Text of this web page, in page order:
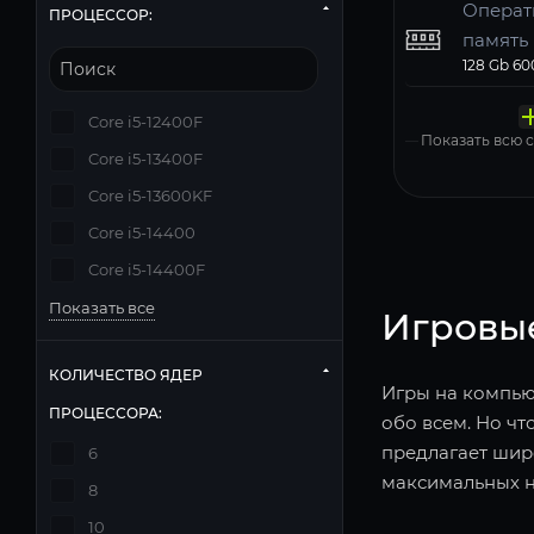
память
Windows
Показать всю
Игры на
обо всем. Но
предлагает
максимальных
ПРОЦЕССОР:
Core i5-12400F
Core i5-13400F
Core i5-13600KF
Core i5-14400
Core i5-14400F
Показать все
КОЛИЧЕСТВО ЯДЕР
ПРОЦЕССОРА:
6
8
10